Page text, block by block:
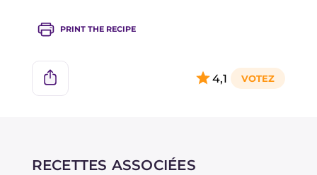
PRINT THE RECIPE
4,1
RECETTES ASSOCIÉES